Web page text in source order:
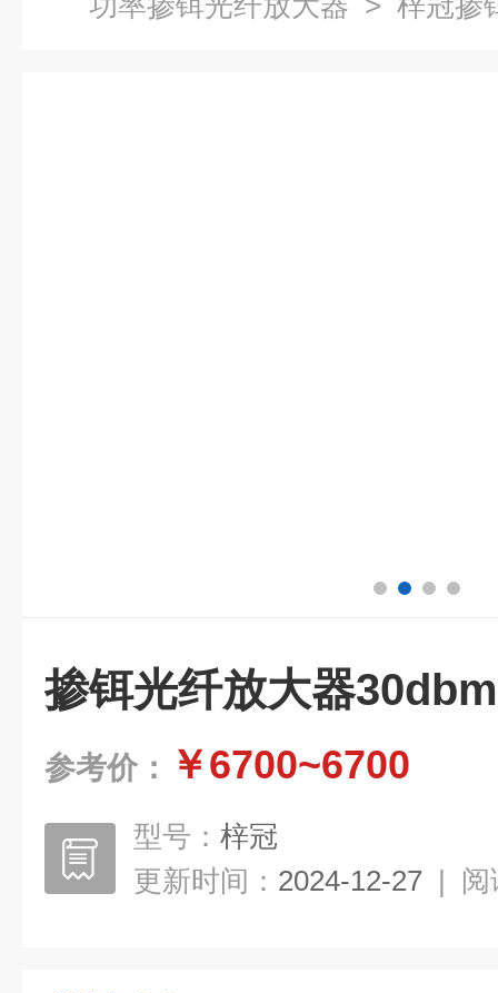
掺铒光纤放大器30dbm
参考价： ￥6700~6700
型号： 梓冠
更新时间： 2024-12-27 | 阅